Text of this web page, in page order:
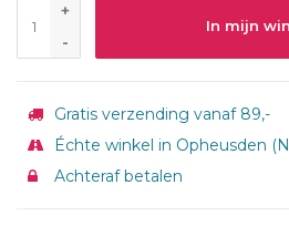
+
-
In mijn
Gratis verzending vanaf 89,-
Échte winkel in Opheusden
Achteraf betalen